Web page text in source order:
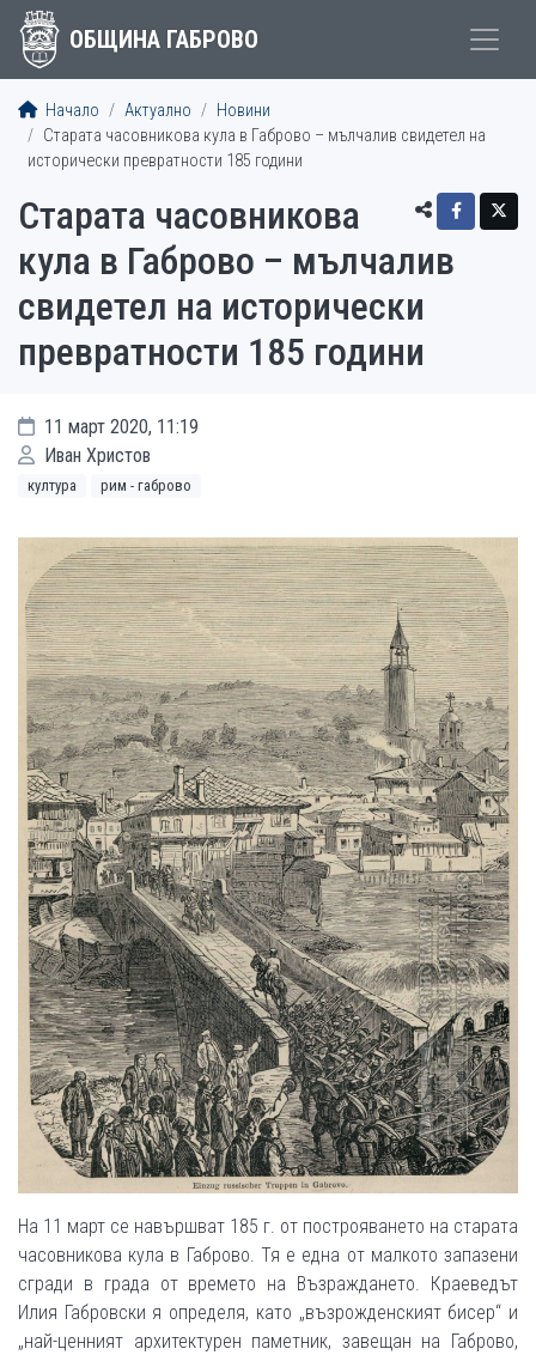
ОБЩИНА ГАБРОВО
Начало Актуално
Новини
Старата часовникова кула в Габрово – мълчалив свидетел на
исторически превратности 185 години
Старата часовникова
кула в Габрово – мълчалив
свидетел на исторически
превратности 185 години
11 март 2020, 11:19
Иван Христов
култура рим - габрово
На 11 март се навършват 185 г. от построяването на старата
часовникова кула в Габрово. Тя е една от малкото запазени
сгради в града от времето на Възраждането. Краеведът
Илия Габровски я определя, като „възрожденският бисер“ и
„най-ценният архитектурен паметник, завещан на Габрово,